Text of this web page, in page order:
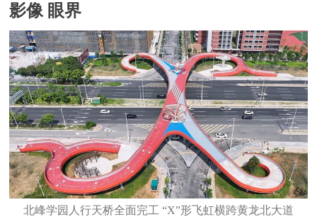
影像 眼界
北峰学园人行天桥全面完工 “X”形飞虹横跨黄龙北大道